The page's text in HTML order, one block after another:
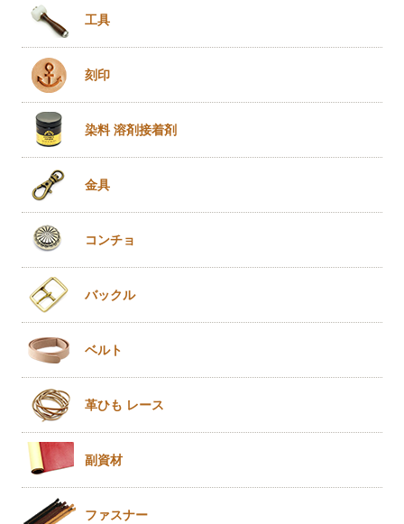
工具
刻印
染料 溶剤接着剤
金具
コンチョ
バックル
ベルト
革ひも レース
副資材
ファスナー